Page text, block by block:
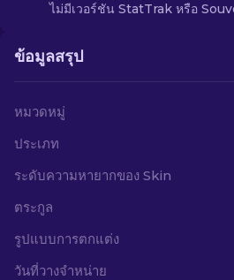
ไม่มีเวอร์ชัน StatTrak หรือ
ข้อมูลสรุป
หมวดหมู่
ประเภท
ระดับความหายากของ Skin
ตระกูล
รูปแบบการตกแต่ง
วันที่วางจำหน่าย